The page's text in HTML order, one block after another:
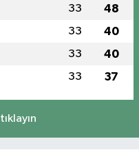
33 48
33 40
33 40
33 37